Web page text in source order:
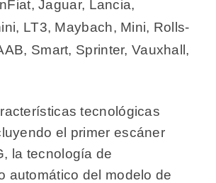
Jaguar, Lancia,
LT3, Maybach, Mini, Rolls-
Smart, Sprinter, Vauxhall,
tecnológicas
el primer escáner
la tecnología de
automático del modelo de